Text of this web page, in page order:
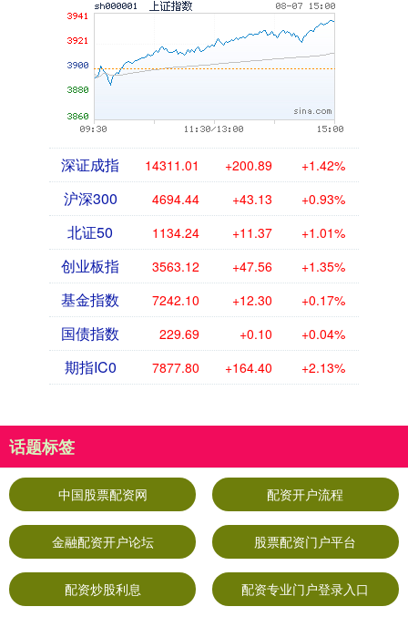
深证成指 14311.01 +200.89 +1.42%
沪深300 4694.44 +43.13 +0.93%
北证50 1134.24 +11.37 +1.01%
创业板指 3563.12 +47.56 +1.35%
基金指数 7242.10 +12.30 +0.17%
国债指数 229.69 +0.10 +0.04%
期指IC0 7877.80 +164.40 +2.13%
话题标签
中国股票配资网 配资开户流程
金融配资开户论坛 股票配资门户平台
配资炒股利息 配资专业门户登录入口